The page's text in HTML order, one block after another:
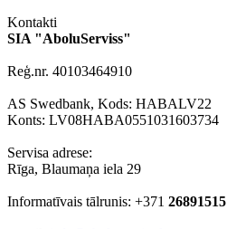
Kontakti
SIA "AboluServiss"
Reģ.nr. 40103464910
AS Swedbank, Kods: HABALV22
Konts: LV08HABA0551031603734
Servisa adrese:
Rīga, Blaumaņa iela 29
Informatīvais tālrunis: +371 26891515